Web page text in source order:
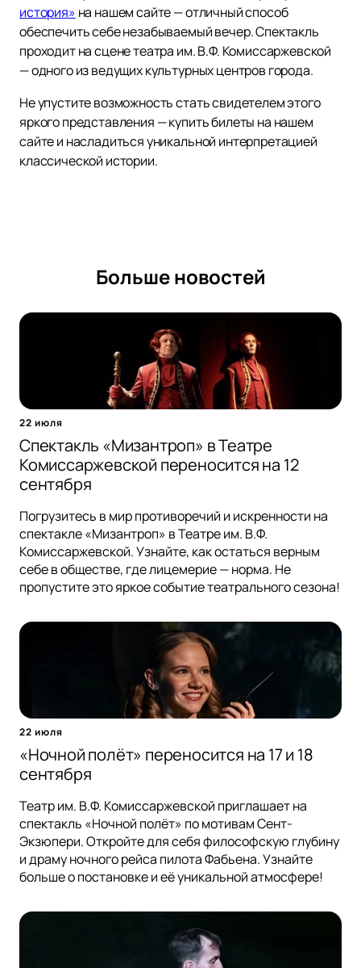
история» на нашем сайте — отличный способ
обеспечить себе незабываемый вечер. Спектакль
проходит на сцене театра им. В.Ф. Комиссаржевской
— одного из ведущих культурных центров города.
Не упустите возможность стать свидетелем этого
яркого представления — купить билеты на нашем
сайте и насладиться уникальной интерпретацией
классической истории.
Больше новостей
22 июля
Спектакль «Мизантроп» в Театре
Комиссаржевской переносится на 12
сентября
Погрузитесь в мир противоречий и искренности на
спектакле «Мизантроп» в Театре им. В.Ф.
Комиссаржевской. Узнайте, как остаться верным
себе в обществе, где лицемерие — норма. Не
пропустите это яркое событие театрального сезона!
22 июля
«Ночной полёт» переносится на 17 и 18
сентября
Театр им. В.Ф. Комиссаржевской приглашает на
спектакль «Ночной полёт» по мотивам Сент-
Экзюпери. Откройте для себя философскую глубину
и драму ночного рейса пилота Фабьена. Узнайте
больше о постановке и её уникальной атмосфере!